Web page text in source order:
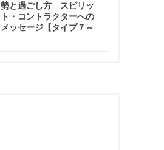
勢と過ごし方 スピリッ
ト・コントラクターへの
メッセージ【タイプ７～